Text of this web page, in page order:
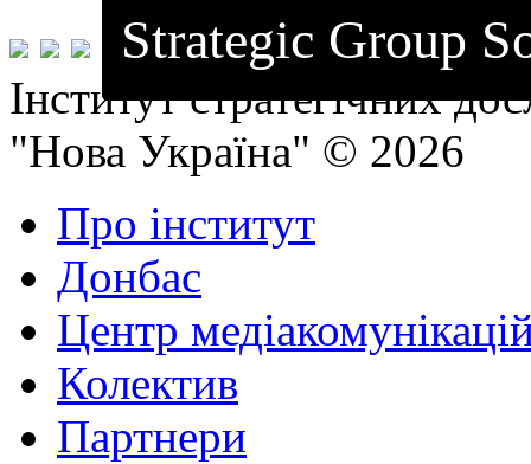
Strategic Group
Інститут стратегічних
"Нова Україна" © 2026
Про інститут
Донбас
Центр
Колектив
Партнери